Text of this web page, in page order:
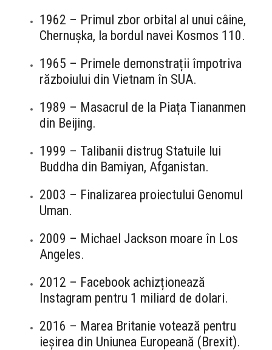
1962 – Primul zbor orbital al unui câine,
Chernușka, la bordul navei Kosmos 110.
1965 – Primele demonstrații împotriva
războiului din Vietnam în SUA.
1989 – Masacrul de la Piața Tiananmen
din Beijing.
1999 – Talibanii distrug Statuile lui
Buddha din Bamiyan, Afganistan.
2003 – Finalizarea proiectului Genomul
Uman.
2009 – Michael Jackson moare în Los
Angeles.
2012 – Facebook achizționează
Instagram pentru 1 miliard de dolari.
2016 – Marea Britanie votează pentru
ieșirea din Uniunea Europeană (Brexit).